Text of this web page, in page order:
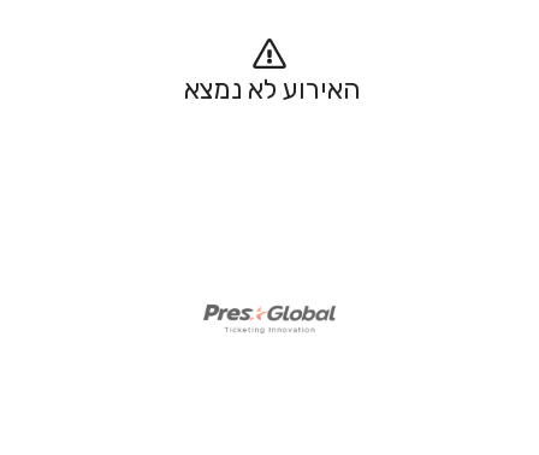
האירוע לא נמצא